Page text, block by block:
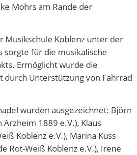
Mohrs am Rande der
Musikschule Koblenz unter der
sorgte für die musikalische
Ermöglicht wurde die
durch Unterstützung von Fahrrad
wurden ausgezeichnet: Björn
1889 e.V.), Klaus
Koblenz e.V.), Marina Kuss
Rot-Weiß Koblenz e.V.), Irene